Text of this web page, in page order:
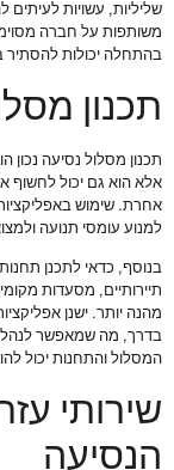
שליליות, עשויות
משותפות על חברה
בהתחלה יכולות להסתיר
תכנון
תכנון מסלול נסיעה
אלא הוא גם יכול לחשוף
למנוע עומסי תנועה
בנוסף, כדאי לתכנן
תיירותיים, מסעדות
מהנה יותר. ישנן
בדרך, מה שמאפשר לנהל
המסלול והתחנות יכול
שירותי
הנסיעה